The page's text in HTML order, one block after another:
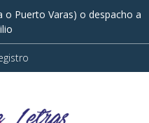
o Puerto Varas) o despacho a